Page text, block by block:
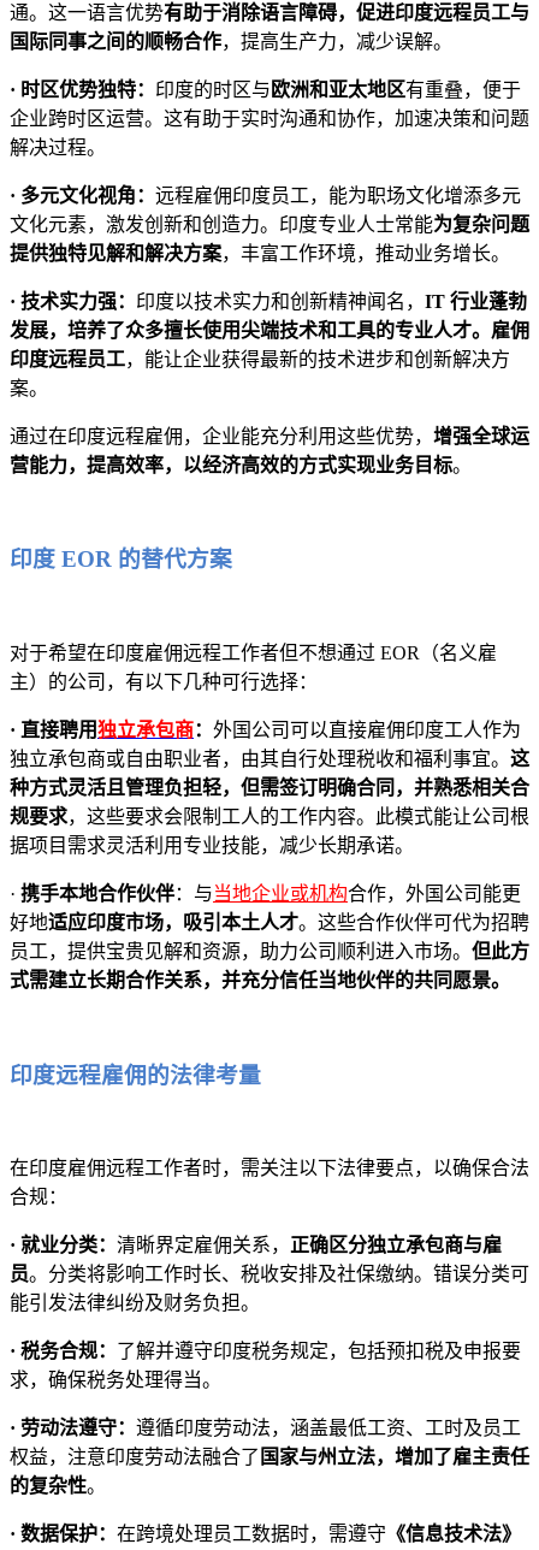
通。这一语言优势有助于消除语言障碍，促进印度远程员工与
国际同事之间的顺畅合作，提高生产力，减少误解。
· 时区优势独特： 印度的时区与 欧洲和亚太地区有重叠，便于
企业跨时区运营。这有助于实时沟通和协作，加速决策和问题
解决过程。
· 多元文化视角： 远程雇佣印度员工，能为职场文化增添多元
文化元素，激发创新和创造力。印度专业人士常能为复杂问题
提供独特见解和解决方案，丰富工作环境，推动业务增长。
· 技术实力强： 印度以技术实力和创新精神闻名， IT 行业蓬勃
发展，培养了众多擅长使用尖端技术和工具的专业人才。雇佣
印度远程员工，能让企业获得最新的技术进步和创新解决方
案。
通过在印度远程雇佣，企业能充分利用这些优势， 增强全球运
营能力，提高效率，以经济高效的方式实现业务目标。
印度 EOR 的替代方案
对于希望在印度雇佣远程工作者但不想通过 EOR（名义雇
主）的公司，有以下几种可行选择：
· 直接聘用独立承包商： 外国公司可以直接雇佣印度工人作为
独立承包商或自由职业者，由其自行处理税收和福利事宜。 这
种方式灵活且管理负担轻，但需签订明确合同，并熟悉相关合
规要求，这些要求会限制工人的工作内容。此模式能让公司根
据项目需求灵活利用专业技能，减少长期承诺。
· 携手本地合作伙伴：与当地企业或机构合作，外国公司能更
好地适应印度市场，吸引本土人才。这些合作伙伴可代为招聘
员工，提供宝贵见解和资源，助力公司顺利进入市场。 但此方
式需建立长期合作关系，并充分信任当地伙伴的共同愿景。
印度远程雇佣的法律考量
在印度雇佣远程工作者时，需关注以下法律要点，以确保合法
合规：
· 就业分类： 清晰界定雇佣关系， 正确区分独立承包商与雇
员。分类将影响工作时长、税收安排及社保缴纳。错误分类可
能引发法律纠纷及财务负担。
· 税务合规：
了解并遵守印度税务规定，包括预扣税及申报要
求，确保税务处理得当。
· 劳动法遵守： 遵循印度劳动法，涵盖最低工资、工时及员工
权益，注意印度劳动法融合了 国家与州立法，增加了雇主责任
的复杂性。
· 数据保护： 在跨境处理员工数据时，需遵守 《信息技术法》